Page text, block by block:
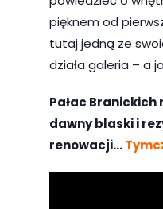
pięknem od
tutaj jedną ze
działa galeria – a
Pałac
dawny blaski i
renowacji…